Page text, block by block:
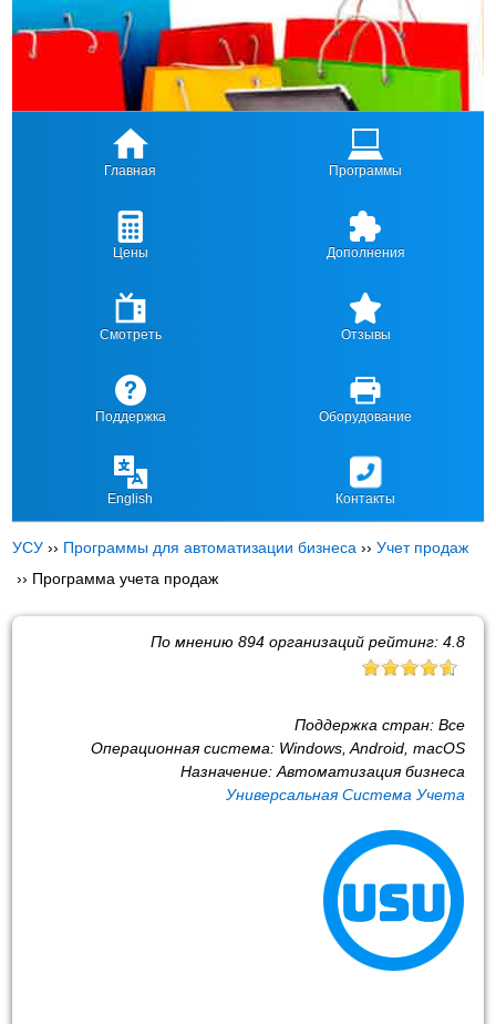
Главная Программы
Цены Дополнения
Смотреть Отзывы
Поддержка Оборудование
English Контакты
УСУ ›› Программы для автоматизации бизнеса ››Учет продаж
›› Программа учета продаж
По мнению 894организаций рейтинг: 4.8
Поддержка стран: Все
Операционная система: Windows, Android, macOS
Назначение: Автоматизация бизнеса
Универсальная Система Учета